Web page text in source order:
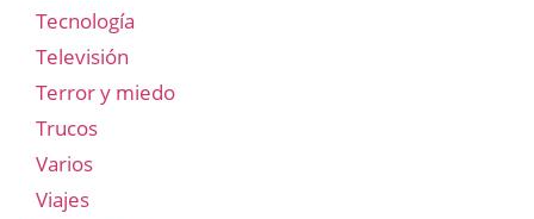
Tecnología
Televisión
Terror y miedo
Trucos
Varios
Viajes